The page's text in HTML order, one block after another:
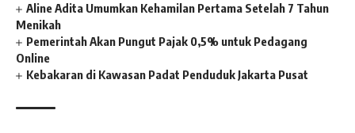
Aline Adita Umumkan Kehamilan Pertama Setelah 7 Tahun
Menikah
Pemerintah Akan Pungut Pajak 0,5% untuk Pedagang
Online
Kebakaran di Kawasan Padat Penduduk Jakarta Pusat